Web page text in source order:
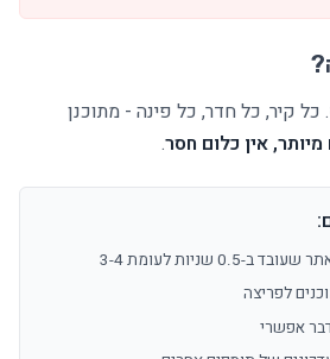
קיר, כל חדר, כל פינה - מתוכנן
מיותר, אין כלום חסר.
שניות לעומת 3-4
לפריצה
אפשרי